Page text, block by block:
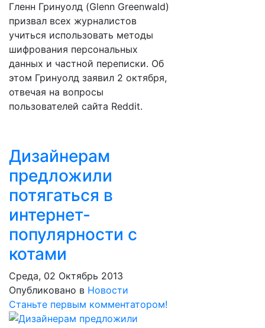
Гленн Гринуолд (Glenn Greenwald)
призвал всех журналистов
учиться использовать методы
шифрования персональных
данных и частной переписки. Об
этом Гринуолд заявил 2 октября,
отвечая на вопросы
пользователей сайта Reddit.
Дизайнерам
предложили
потягаться в
интернет-
популярности с
котами
Среда, 02 Октябрь 2013
Опубликовано в Новости
Станьте первым комментатором!